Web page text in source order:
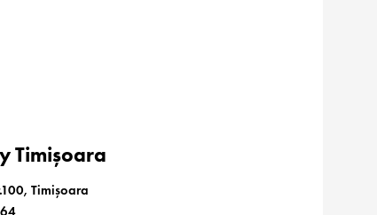
Timișoara
Timișoara